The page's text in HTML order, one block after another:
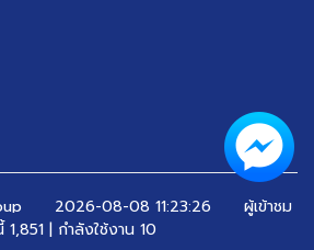
2026-08-08 11:23:26 ผู้เข้าชม
1,851 | กำลังใช้งาน 10